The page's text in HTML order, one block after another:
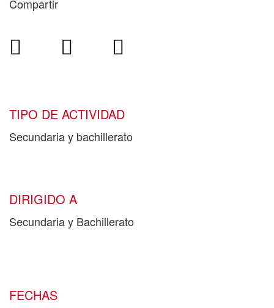
Compartir
TIPO DE ACTIVIDAD
Secundaria y bachillerato
DIRIGIDO A
Secundaria y Bachillerato
FECHAS